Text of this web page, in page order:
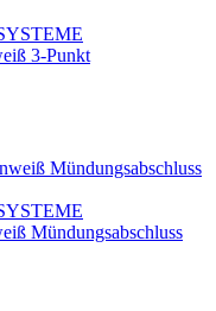
3-Punkt
Mündungsabschluss